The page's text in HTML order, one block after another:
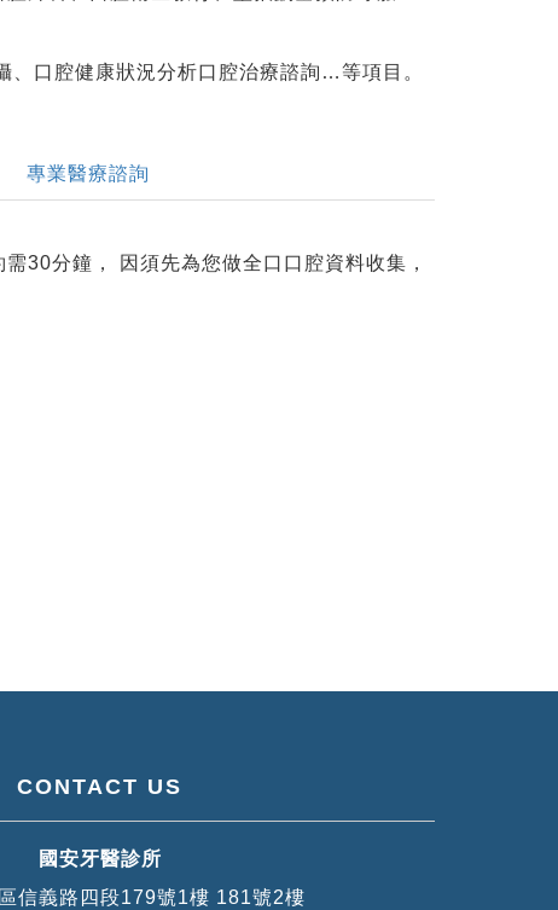
口腔健康狀況分析口腔治療諮詢…等項目。
專業醫療諮詢
30分鐘， 因須先為您做全口口腔資料收集，
CONTACT US
國安牙醫診所
信義路四段179號1樓 181號2樓